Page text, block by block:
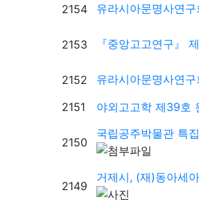
2154
유라시아문명사연
2153 『중앙고고연구』
2152 유라시아문명사연
2151
야외고고학 제39호
2150
국립공주박물관 특
2149
거제시, (재)동아세